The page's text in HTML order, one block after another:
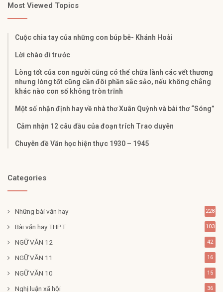
Most Viewed Topics
Cuộc chia tay của những con búp bê- Khánh Hoài
Lời chào đi trước
Lòng tốt của con người cũng có thể chữa lành các vết thương
nhưng lòng tốt cũng cần đôi phần sắc sảo, nếu không chẳng
khác nào con số không tròn trĩnh
Một số nhận định hay về nhà thơ Xuân Quỳnh và bài thơ “Sóng”
Cảm nhận 12 câu đầu của đoạn trích Trao duyên
Chuyên đề Văn học hiện thực 1930 – 1945
Categories
Những bài văn hay 228
Bài văn hay THPT 103
NGỮ VĂN 12 42
NGỮ VĂN 11 16
NGỮ VĂN 10 15
Nghị luận xã hội 36